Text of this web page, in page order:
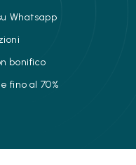
Whatsapp
bonifico
fino al 70%